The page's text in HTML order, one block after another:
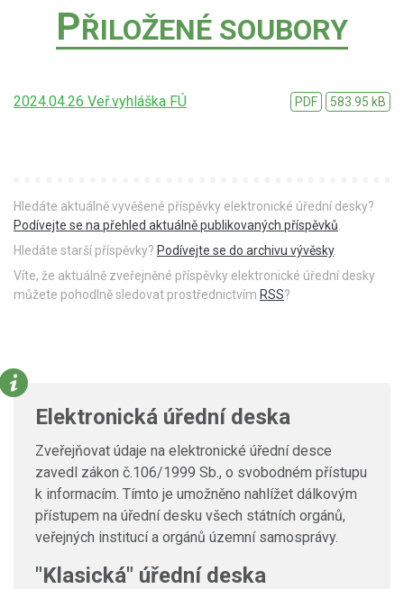
PŘILOŽENÉ SOUBORY
2024.04.26 Veř.vyhláška FÚ PDF 583.95 kB
Hledáte aktuálně vyvěšené příspěvky elektronické úřední desky?
Podívejte se na přehled aktuálně publikovaných příspěvků
Hledáte starší příspěvky? Podívejte se do archivu vývěsky.
Víte, že aktuálně zveřejněné příspěvky elektronické úřední desky
můžete pohodlně sledovat prostřednictvím RSS?
Elektronická úřední deska
Zveřejňovat údaje na elektronické úřední desce
zavedl zákon č.106/1999 Sb., o svobodném přístupu
k informacím. Tímto je umožněno nahlížet dálkovým
přístupem na úřední desku všech státních orgánů,
veřejných institucí a orgánů územní samosprávy.
"Klasická" úřední deska